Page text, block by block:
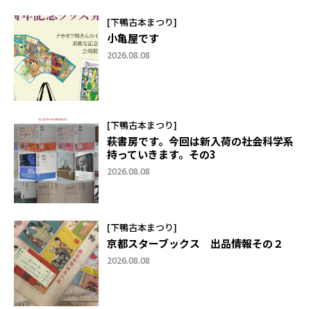
[下鴨古本まつり]
小亀屋です
2026.08.08
[下鴨古本まつり]
萩書房です。今回は新入荷の社会科学系
持っていきます。その3
2026.08.08
[下鴨古本まつり]
京都スターブックス 出品情報その２
2026.08.08